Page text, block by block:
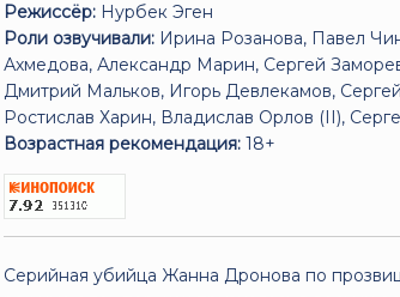
Режиссёр: Нурбек Эген
Роли озвучивали: Ирина Розанова, Павел
Ахмедова, Александр Марин, Сергей
Дмитрий Мальков, Игорь Девлекамов,
Ростислав Харин, Владислав Орлов (II),
Возрастная рекомендация: 18+
Серийная убийца Жанна Дронова по